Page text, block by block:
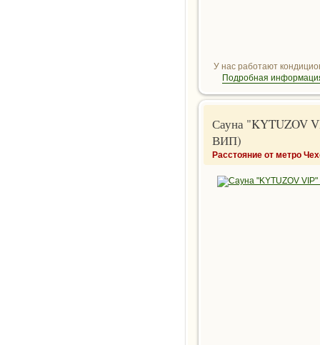
У нас работают
Подробная
Сауна "KYTUZOV
ВИП)
Расстояние от метро